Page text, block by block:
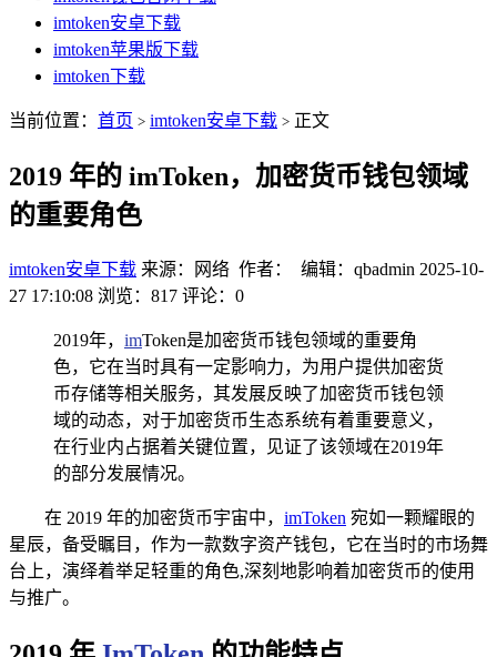
imtoken安卓下载
imtoken苹果版下载
imtoken下载
当前位置： 首页 > imtoken安卓下载 > 正文
2019 年的 imToken，加密货币钱包领域
的重要角色
imtoken安卓下载 来源：网络 作者： 编辑：qbadmin 2025-10-
27 17:10:08 浏览：817 评论：0
2019年， imToken是加密货币钱包领域的重要角
色，它在当时具有一定影响力，为用户提供加密货
币存储等相关服务，其发展反映了加密货币钱包领
域的动态，对于加密货币生态系统有着重要意义，
在行业内占据着关键位置，见证了该领域在2019年
的部分发展情况。
在 2019 年的加密货币宇宙中， imToken 宛如一颗耀眼的
星辰，备受瞩目，作为一款数字资产钱包，它在当时的市场舞
台上，演绎着举足轻重的角色,深刻地影响着加密货币的使用
与推广。